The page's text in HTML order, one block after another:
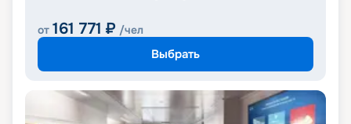
от 161 771 ₽ /чел
Выбрать